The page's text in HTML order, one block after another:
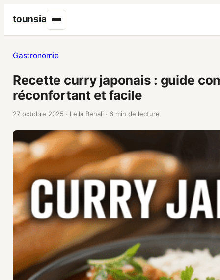
tounsia
Gastronomie
Recette curry japonais : guide
réconfortant et facile
27 octobre 2025 · Leila Benali · 6 min de lecture